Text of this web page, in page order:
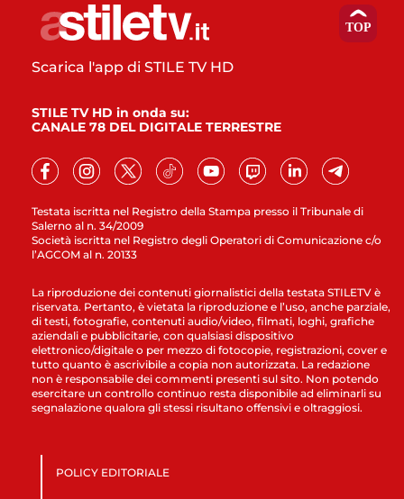
Testata iscritta nel Registro della Stampa presso il Tribunale di
Salerno al n. 34/2009
Società iscritta nel Registro degli Operatori di Comunicazione c/o
l’AGCOM al n. 20133
Scarica l'app di STILE TV HD
STILE TV HD in onda su:
CANALE 78 DEL DIGITALE TERRESTRE
La riproduzione dei contenuti giornalistici della testata STILETV è
riservata. Pertanto, è vietata la riproduzione e l’uso, anche parziale,
di testi, fotografie, contenuti audio/video, filmati, loghi, grafiche
aziendali e pubblicitarie, con qualsiasi dispositivo
elettronico/digitale o per mezzo di fotocopie, registrazioni, cover e
tutto quanto è ascrivibile a copia non autorizzata. La redazione
non è responsabile dei commenti presenti sul sito. Non potendo
esercitare un controllo continuo resta disponibile ad eliminarli su
segnalazione qualora gli stessi risultano offensivi e oltraggiosi.
POLICY EDITORIALE